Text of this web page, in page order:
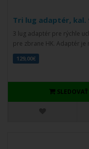
Tri lug adaptér, kal.
3 lug adaptér pre rýchle
pre zbrane HK. Adaptér je
129,00€